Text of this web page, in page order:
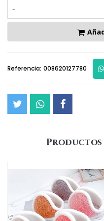
-
Referencia: 008620127780
Productos